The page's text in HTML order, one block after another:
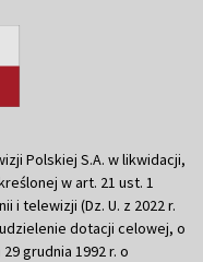
Polskiej S.A. w likwidacji,
w art. 21 ust. 1
i telewizji (Dz. U. z 2022 r.
dotacji celowej, o
grudnia 1992 r. o